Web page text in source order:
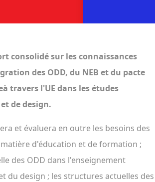
consolidé sur les connaissances
des ODD, du NEB et du pacte
travers l'UE dans les études
de design.
et évaluera en outre les besoins des
d'éducation et de formation ;
des ODD dans l'enseignement
du design ; les structures actuelles des